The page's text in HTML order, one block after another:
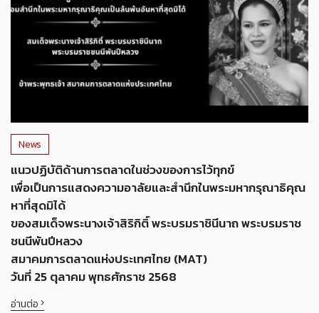
News
แนวปฏิบัติด้านการตลาดในช่วงของการไว้ทุกข์
เพื่อเป็นการแสดงความอาลัยและสำนึกในพระมหากรุณาธิคุณ
หาที่สุดมิได้
ของสมเด็จพระนางเจ้าสิริกิติ์ พระบรมราชินีนาถ พระบรมราช
ชนนีพันปีหลวง
สมาคมการตลาดแห่งประเทศไทย (MAT)
วันที่ 25 ตุลาคม พุทธศักราช 2568
อ่านต่อ